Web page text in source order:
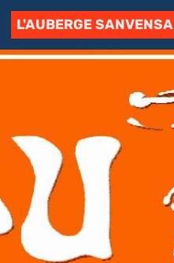
L'AUBERGE SANVENSA